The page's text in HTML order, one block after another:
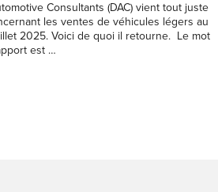
Consultants (DAC) vient tout juste
les ventes de véhicules légers au
2025. Voici de quoi il retourne. Le mot
est …